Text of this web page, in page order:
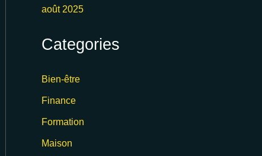
août 2025
Categories
Bien-être
Finance
Formation
Maison